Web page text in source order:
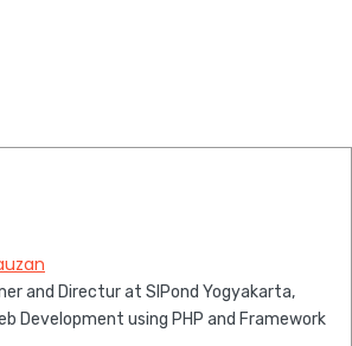
and Directur at SIPond Yogyakarta,
Development using PHP and Framework